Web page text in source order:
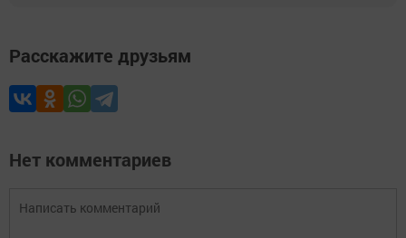
Расскажите друзьям
Нет комментариев